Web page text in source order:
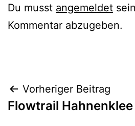
Du musst angemeldet
Kommentar abzugeben.
Vorheriger Beitrag
Flowtrail Hahnenklee